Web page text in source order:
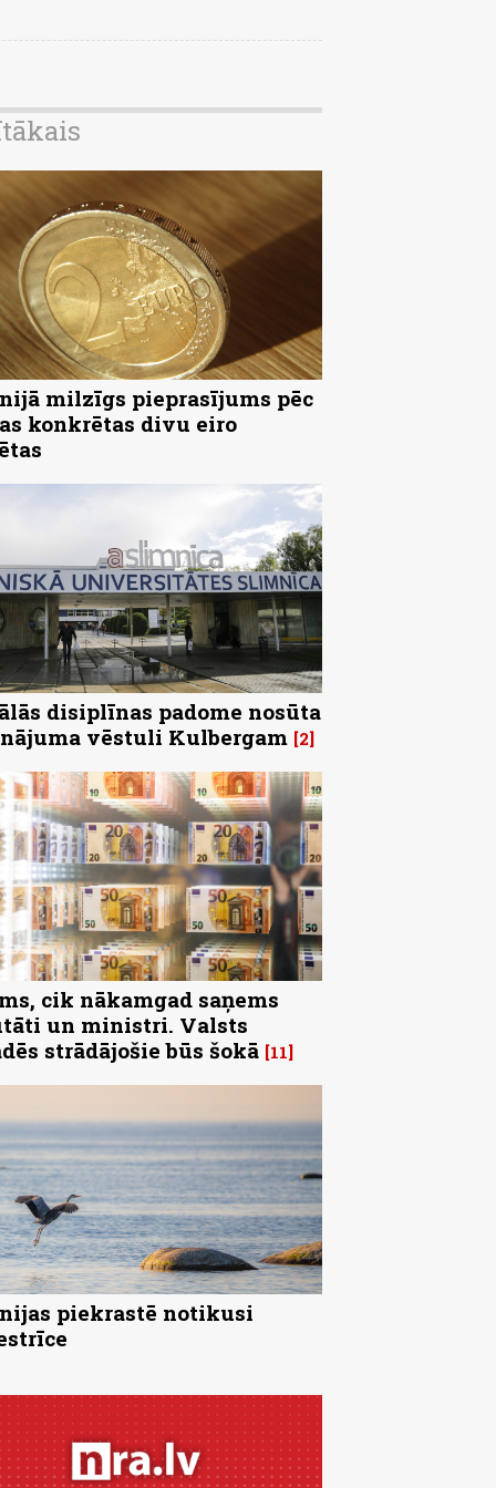
milzīgs pieprasījums pēc
konkrētas divu eiro
disiplīnas padome nosūta
vēstuli Kulbergam 2
cik nākamgad saņems
un ministri. Valsts
strādājošie būs šokā 11
piekrastē notikusi